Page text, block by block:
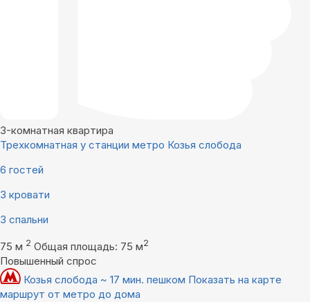
3-комнатная квартира
Трехкомнатная у станции метро Козья слобода
6 гостей
3 кровати
3 спальни
75 м 2 Общая площадь: 75 м2
Повышенный спрос
Козья слобода ~ 17 мин. пешком Показать на карте
маршрут от метро до дома